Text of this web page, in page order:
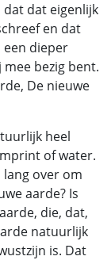
dat dat eigenlijk
en dat
dieper
bezig bent.
De nieuwe
heel
of water.
lang over om
aarde? Is
die, dat,
natuurlijk
is. Dat